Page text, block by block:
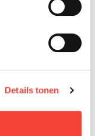
Details tonen